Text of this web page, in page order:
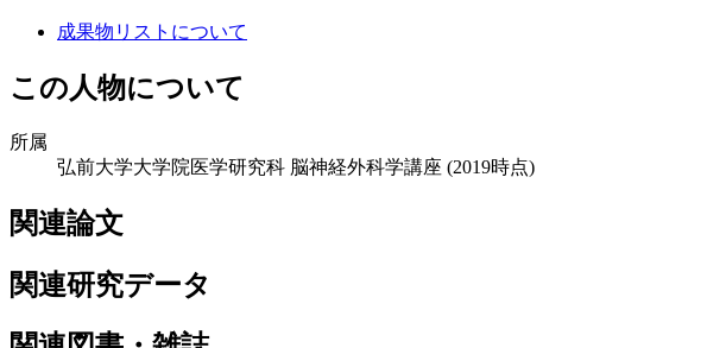
成果物リストについて
この人物について
所属
弘前大学大学院医学研究科 脳神経外科学講座 (2019時点)
関連論文
関連研究データ